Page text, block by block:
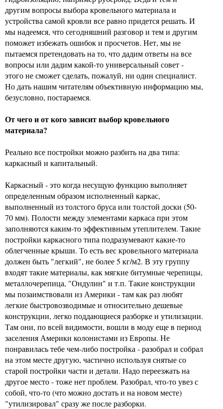
другим вопросы выбора кровельного материала и
устройства самой кровли все равно придется решать. И
мы надеемся, что сегодняшний разговор и тем и другим
поможет избежать ошибок и просчетов. Нет, мы не
пытаемся претендовать на то, что дадим ответы на все
вопросы или дадим какой-то универсальный совет -
этого не сможет сделать, пожалуй, ни один специалист.
Но дать нашим читателям объективную информацию мы,
безусловно, постараемся.
От чего и от кого зависит выбор кровельного
материала?
Реально все постройки можно разбить на два типа:
каркасный и капитальный.
Каркасный - это когда несущую функцию выполняет
определенным образом исполненный каркас,
выполненный из толстого бруса или толстой доски (50-
70 мм). Полости между элементами каркаса при этом
заполняются каким-то эффективным утеплителем. Такие
постройки каркасного типа подразумевают какие-то
облегченные крыши. То есть вес кровельного материала
должен быть "легкий", не более 5 кг/м2. В эту группу
входят такие материалы, как мягкие битумные черепицы,
металлочерепица, "Ондулин" и т.п. Такие конструкции
мы позаимствовали из Америки - там как раз любят
легкие быстровозводимые и относительно дешевые
конструкции, легко поддающиеся разборке и утилизации.
Там они, по всей видимости, вошли в моду еще в период
заселения Америки колонистами из Европы. Не
понравилась тебе чем-либо постройка - разобрал и собрал
на этом месте другую, частично используя снятые со
старой постройки части и детали. Надо переезжать на
другое место - тоже нет проблем. Разобрал, что-то увез с
собой, что-то (что можно достать и на новом месте)
"утилизировал" сразу же после разборки.